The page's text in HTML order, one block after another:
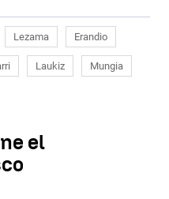
Lezama Erandio
Laukiz Mungia
el